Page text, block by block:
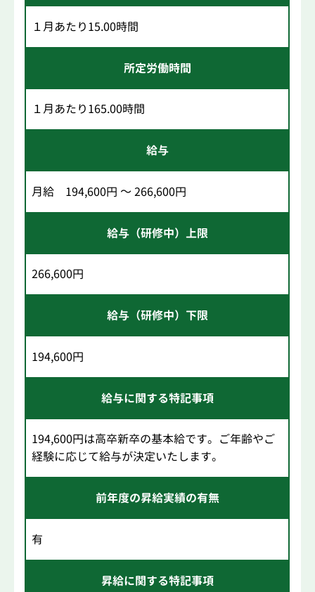
１月あたり15.00時間
所定労働時間
１月あたり165.00時間
給与
月給 194,600円 ～ 266,600円
給与（研修中）上限
266,600円
給与（研修中）下限
194,600円
給与に関する特記事項
194,600円は高卒新卒の基本給です。ご年齢やご
経験に応じて給与が決定いたします。
前年度の昇給実績の有無
有
昇給に関する特記事項